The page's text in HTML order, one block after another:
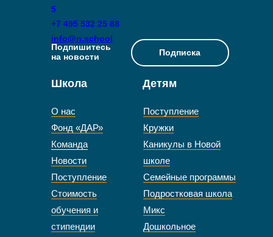
Школа Детям
О нас
Фонд «ДАР»
Команда
Новости
Поступление
Стоимость
обучения и
стипендии
Поступление
Кружки
Каникулы в Новой
школе
Семейные программы
Подростковая школа
Микс
Дошкольное
Подписка
Подпишитесь
на новости
5
+7 495 532 25 88
info@n.school